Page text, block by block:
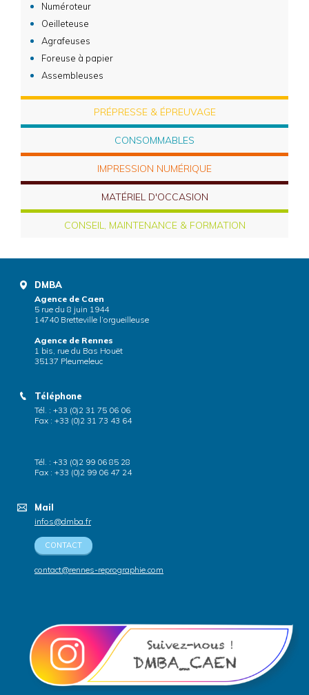
Numéroteur
Oeilleteuse
Agrafeuses
Foreuse à papier
Assembleuses
PRÉPRESSE & ÉPREUVAGE
CONSOMMABLES
IMPRESSION NUMÉRIQUE
MATÉRIEL D'OCCASION
CONSEIL, MAINTENANCE & FORMATION
DMBA
Agence de Caen
5 rue du 8 juin 1944
14740 Bretteville l’orgueilleuse
Agence de Rennes
1 bis, rue du Bas Houët
35137 Pleumeleuc
Téléphone
Tél. : +33 (0)2 31 75 06 06
Fax : +33 (0)2 31 73 43 64
Tél. : +33 (0)2 99 06 85 28
Fax : +33 (0)2 99 06 47 24
Mail
infos@dmba.fr
CONTACT
contact@rennes-reprographie.com